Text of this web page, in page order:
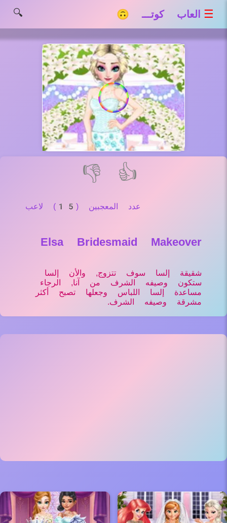
☰ العاب كوتـــ 🙃 🔍
👍
👎
عدد المعجبين (15) لاعب
Elsa Bridesmaid Makeover
شقيقة إلسا سوف تتزوج, والأن إلسا
ستكون وصيفه الشرف من آنا, الرجاء
مساعدة إلسا اللباس وجعلها تصبح أكثر
مشرقة وصيفه الشرف.